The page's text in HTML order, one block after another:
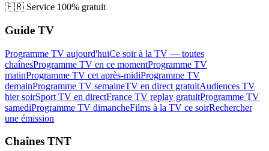
🇫🇷 Service 100% gratuit
Guide TV
Programme TV aujourd'huiCe soir à la TV — toutes
chaînesProgramme TV en ce momentProgramme TV
matinProgramme TV cet après-midiProgramme TV
demainProgramme TV semaineTV en direct gratuitAudiences TV
hier soirSport TV en directFrance TV replay gratuitProgramme TV
samediProgramme TV dimancheFilms à la TV ce soirRechercher
une émission
Chaînes TNT